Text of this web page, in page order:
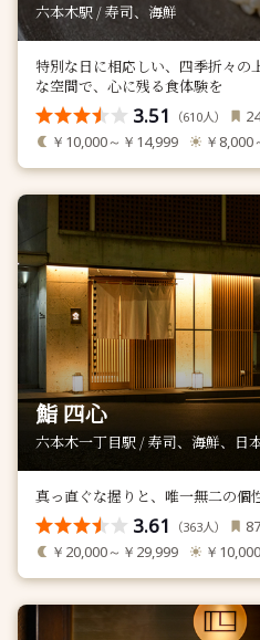
六本木駅 / 寿司、海鮮
特別な日に相応しい、四季折々の
な空間で、心に残る食体験を
3.51 （610人）
￥10,000～￥14,999 ￥8,000
鮨 四心
六本木一丁目駅 / 寿司、海鮮、日
真っ直ぐな握りと、唯一無二の個
3.61 （363人）
￥20,000～￥29,999 ￥